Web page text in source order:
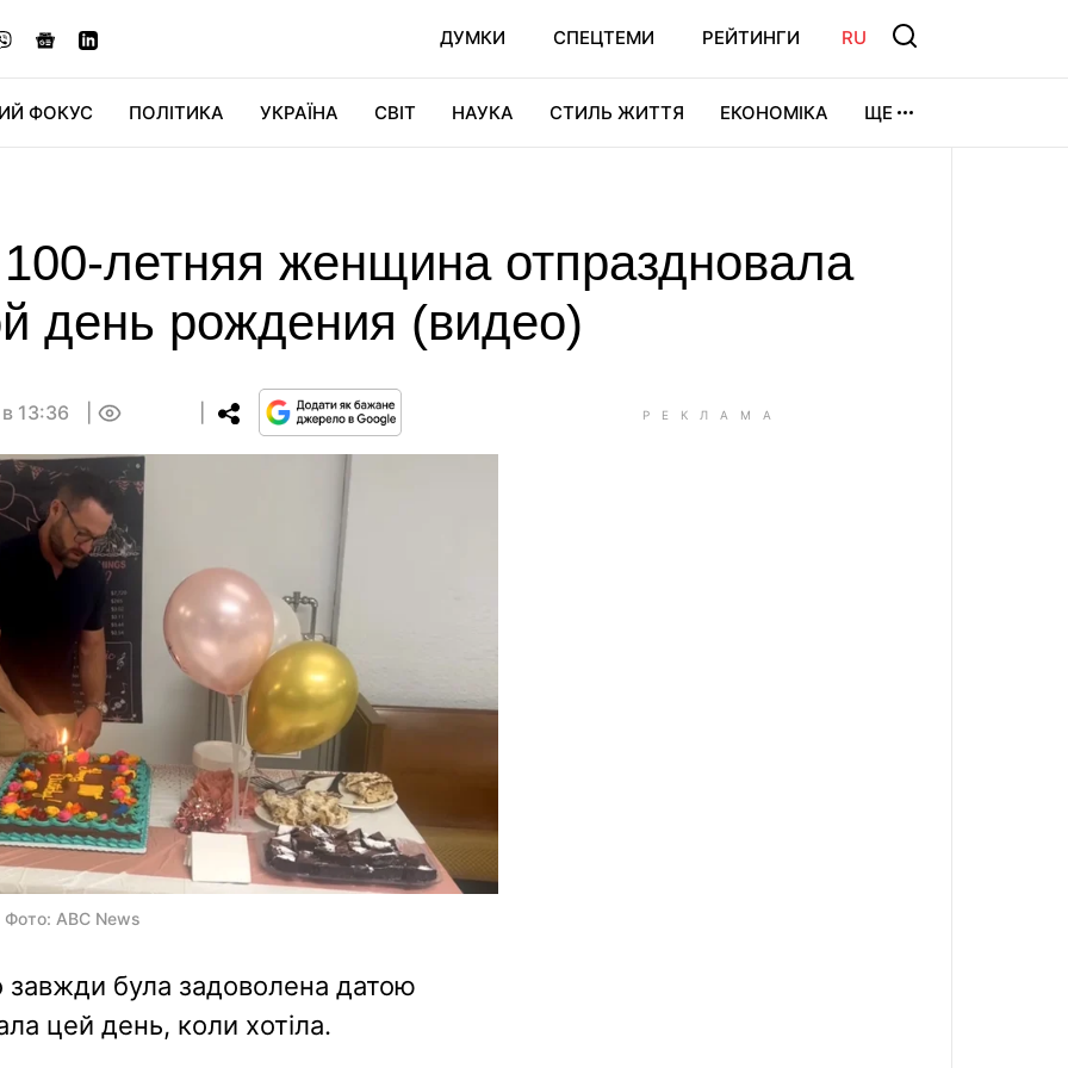
ДУМКИ СПЕЦТЕМИ РЕЙТИНГИ RU
ФОКУС ПОЛІТИКА УКРАЇНА СВІТ НАУКА СТИЛЬ ЖИТТЯ ЕКОНОМІКА ЩЕ
летняя женщина отпраздновала
день рождения (видео)
13:36
Фото: ABC News
була задоволена датою
цей день, коли хотіла.